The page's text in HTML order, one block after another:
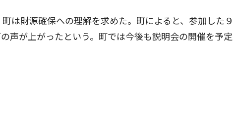
は財源確保への理解を求めた。町によると、参加した９
声が上がったという。町では今後も説明会の開催を予定